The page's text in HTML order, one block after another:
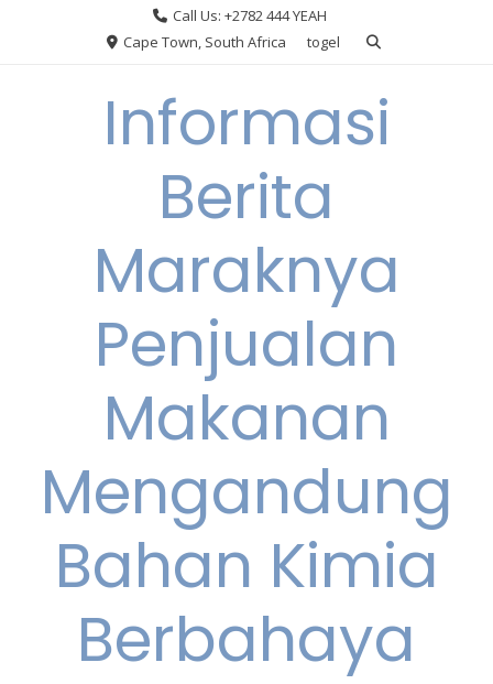
Call Us: +2782 444 YEAH
Cape Town, South Africa
togel
Informasi
Berita
Maraknya
Penjualan
Makanan
Mengandung
Bahan Kimia
Berbahaya